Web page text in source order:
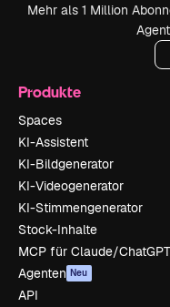
Mehr als 1 Million
Produkte
Spaces
KI-Assistent
KI-Bildgenerator
KI-Videogenerator
KI-Stimmengenerator
Stock-Inhalte
MCP für Claude/ChatGPT
Agenten Neu
API